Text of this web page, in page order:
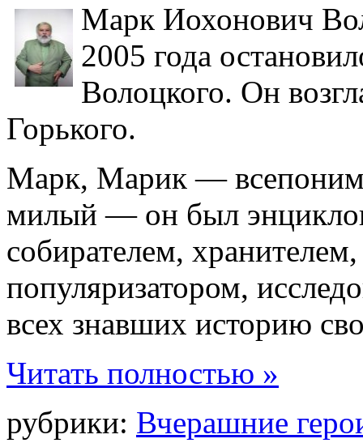
Марк Иохонович
2005 года
Волоцкого. Он
Горького.
Марк, Марик —
милый — он был
собирателем,
популяризатором,
всех знавших историю
Читать полностью »
рубрики: Вчерашние